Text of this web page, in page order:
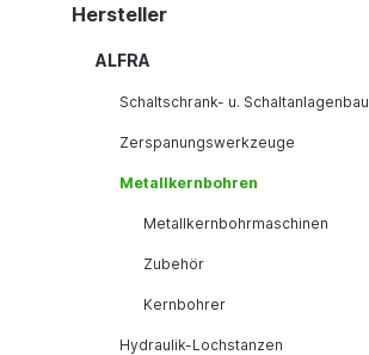
Hersteller
ALFRA
Schaltschrank- u. Schaltanlagenbau
Zerspanungswerkzeuge
Metallkernbohren
Metallkernbohrmaschinen
Zubehör
Kernbohrer
Hydraulik-Lochstanzen